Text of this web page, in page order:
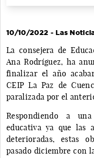
10/10/2022 - Las
La consejera de
Ana Rodríguez, ha
finalizar el año
CEIP La Paz de
paralizada por el
Respondiendo a
educativa ya que las
deterioradas, estas
pasado diciembre con